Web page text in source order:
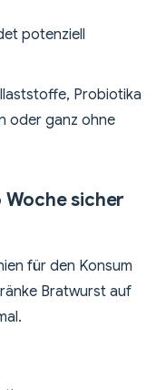
potenziell
Probiotika
oder ganz ohne
sicher
für den Konsum
Bratwurst auf